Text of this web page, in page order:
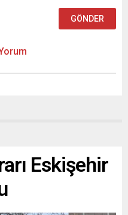
Eskişehir